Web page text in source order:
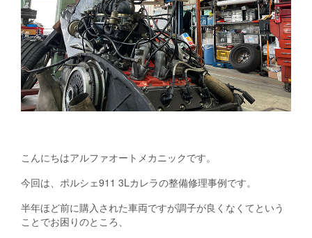
こんにちはアルファオートメカニックです。
今回は、ポルシェ911 3Lカレラの整備修理事例です。
半年ほど前に購入された車両ですが調子が良くなくてという
ことでお困りのところ、